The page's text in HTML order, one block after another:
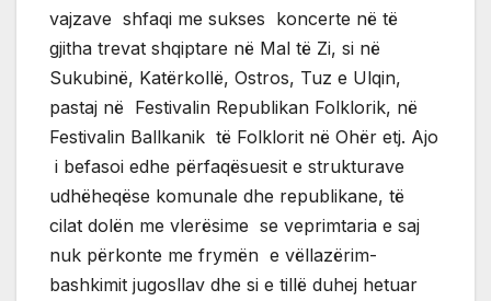
vajzave shfaqi me sukses koncerte në të
gjitha trevat shqiptare në Mal të Zi, si në
Sukubinë, Katërkollë, Ostros, Tuz e Ulqin,
pastaj në Festivalin Republikan Folklorik, në
Festivalin Ballkanik të Folklorit në Ohër etj. Ajo
i befasoi edhe përfaqësuesit e strukturave
udhëheqëse komunale dhe republikane, të
cilat dolën me vlerësime se veprimtaria e saj
nuk përkonte me frymën e vëllazërim-
bashkimit jugosllav dhe si e tillë duhej hetuar